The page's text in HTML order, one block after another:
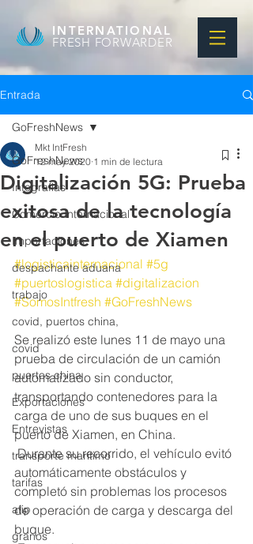
INTERNATIONAL
FRESH FORWARDER
Entrada
GoFreshNews
Infografias
Comercio Internacional
Importaciones
despachante aduana
trabajo
covid, puertos china,
covid
puertos china
Exportaciones
Entrevistas
transporte marítimo
tarifas
afip
granos
GoFreshNews
Digitalización 5G: Prueba
exitosa de la tecnología
en el puerto de Xiamen
Mkt IntFresh
12 may 2020 1 min de lectura
#logisticainternacional #5g
#puertoslogistica #digitalizacion
#SomosIntfresh #GoFreshNews
Se realizó este lunes 11 de mayo una
prueba de circulación de un camión
automatizado sin conductor,
transportando contenedores para la
carga de uno de sus buques en el
puerto de Xiamen, en China.
Durante su recorrido, el vehículo evitó
automáticamente obstáculos y
completó sin problemas los procesos
de operación de carga y descarga del
buque.